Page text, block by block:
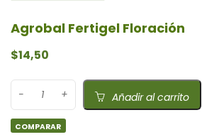
Agrobal Fertigel Floración
$14,50
Añadir al carrito
COMPARAR